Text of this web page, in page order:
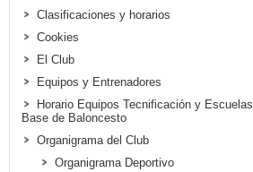
Clasificaciones y horarios
Cookies
El Club
Equipos y Entrenadores
Horario Equipos Tecnificación y Escuelas
Base de Baloncesto
Organigrama del Club
Organigrama Deportivo